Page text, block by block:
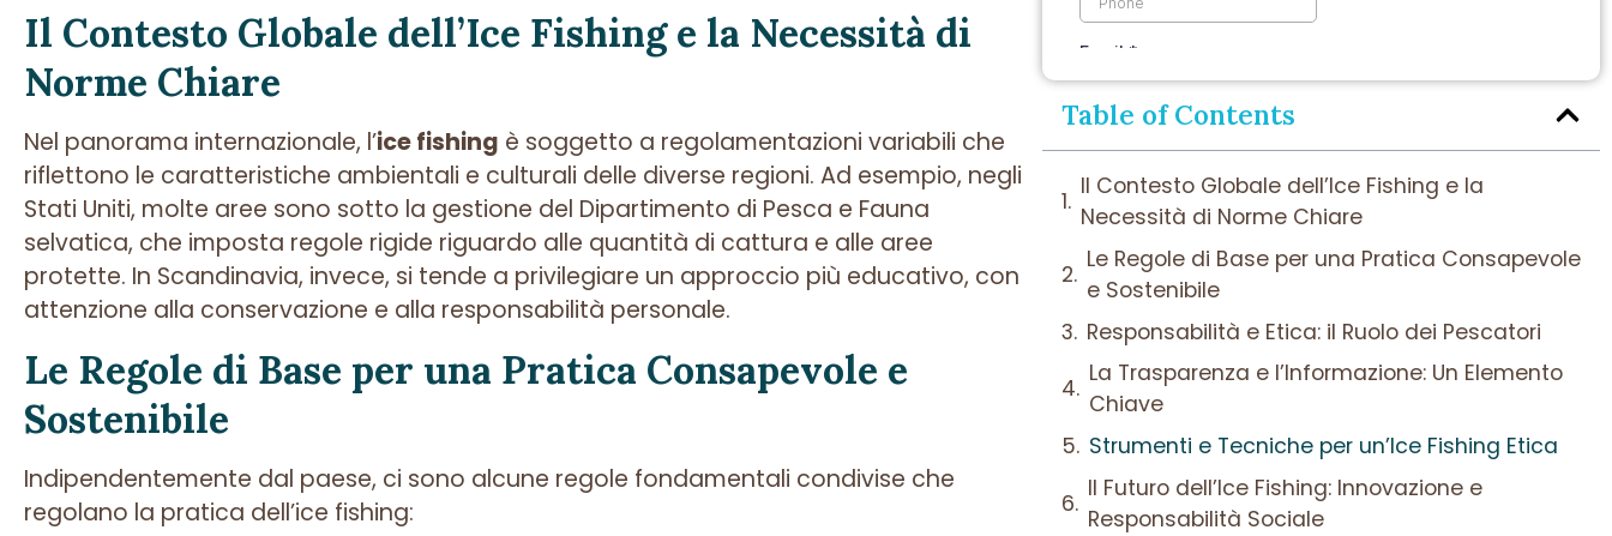
Il Contesto Globale dell’Ice Fishing e la Necessità di
Norme Chiare
Nel panorama internazionale, l’ice fishing è soggetto a regolamentazioni variabili che
riflettono le caratteristiche ambientali e culturali delle diverse regioni. Ad esempio, negli
Stati Uniti, molte aree sono sotto la gestione del Dipartimento di Pesca e Fauna
selvatica, che imposta regole rigide riguardo alle quantità di cattura e alle aree
protette. In Scandinavia, invece, si tende a privilegiare un approccio più educativo, con
attenzione alla conservazione e alla responsabilità personale.
Le Regole di Base per una Pratica Consapevole e
Sostenibile
Indipendentemente dal paese, ci sono alcune regole fondamentali condivise che
regolano la pratica dell’ice fishing:
Table of Contents
Il Contesto Globale dell’Ice Fishing e la
Necessità di Norme Chiare
Le Regole di Base per una Pratica Consapevole
e Sostenibile
Responsabilità e Etica: il Ruolo dei Pescatori
La Trasparenza e l’Informazione: Un Elemento
Chiave
Strumenti e Tecniche per un’Ice Fishing Etica
Il Futuro dell’Ice Fishing: Innovazione e
Responsabilità Sociale